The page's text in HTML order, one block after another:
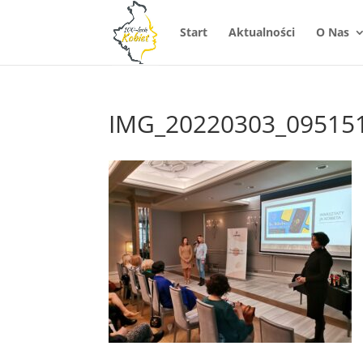
Start Aktualności O Nas
IMG_20220303_095151